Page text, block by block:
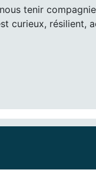
tenir
curieux, résilient,